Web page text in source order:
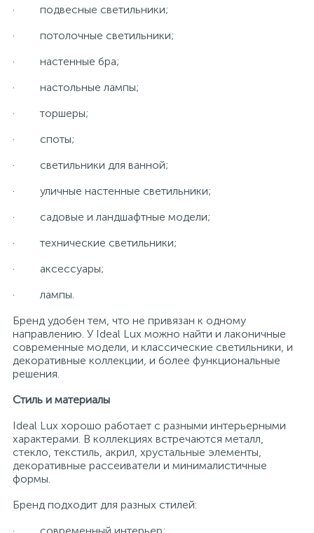
· подвесные светильники;
· потолочные светильники;
· настенные бра;
· настольные лампы;
· торшеры;
· споты;
· светильники для ванной;
· уличные настенные светильники;
· садовые и ландшафтные модели;
· технические светильники;
· аксессуары;
· лампы.
Бренд удобен тем, что не привязан к одному
направлению. У Ideal Lux можно найти и лаконичные
современные модели, и классические светильники, и
декоративные коллекции, и более функциональные
решения.
Стиль и материалы
Ideal Lux хорошо работает с разными интерьерными
характерами. В коллекциях встречаются металл,
стекло, текстиль, акрил, хрустальные элементы,
декоративные рассеиватели и минималистичные
формы.
Бренд подходит для разных стилей: